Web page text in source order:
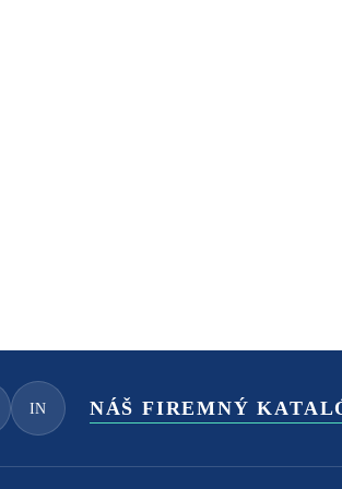
IN NÁŠ FIREMNÝ